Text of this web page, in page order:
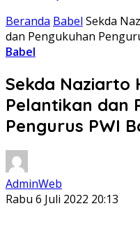
Beranda Babel Sekda
dan Pengukuhan
Babel
Sekda Naziarto
Pelantikan dan
Pengurus PWI
AdminWeb
Rabu 6 Juli 2022 20:13